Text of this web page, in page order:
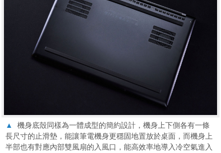
▲
機身底殼同樣為一體成型的簡約設計，機身上下側各有一條
長尺寸的止滑墊，能讓筆電機身更穩固地置放於桌面，而機身上
半部也有對應內部雙風扇的入風口，能高效率地導入冷空氣進入